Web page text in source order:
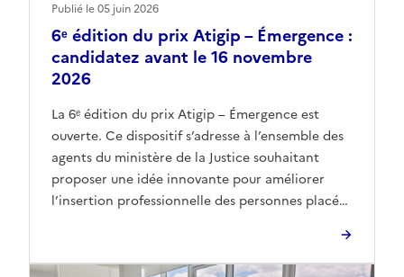
6ᵉ édition du prix Atigip – Émergence :
candidatez avant le 16 novembre
2026
La 6ᵉ édition du prix Atigip – Émergence est
ouverte. Ce dispositif s’adresse à l’ensemble des
agents du ministère de la Justice souhaitant
proposer une idée innovante pour améliorer
l’insertion professionnelle des personnes placées
d’accompagner les porteurs de projets dans […]
Publié le 05 juin 2026